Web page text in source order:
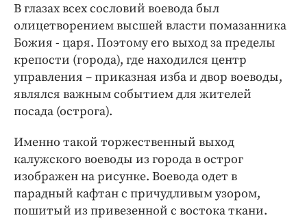
В глазах всех сословий воевода был
олицетворением высшей власти помазанника
Божия - царя. Поэтому его выход за пределы
крепости (города), где находился центр
управления – приказная изба и двор воеводы,
являлся важным событием для жителей
посада (острога).
Именно такой торжественный выход
калужского воеводы из города в острог
изображен на рисунке. Воевода одет в
парадный кафтан с причудливым узором,
пошитый из привезенной с востока ткани.